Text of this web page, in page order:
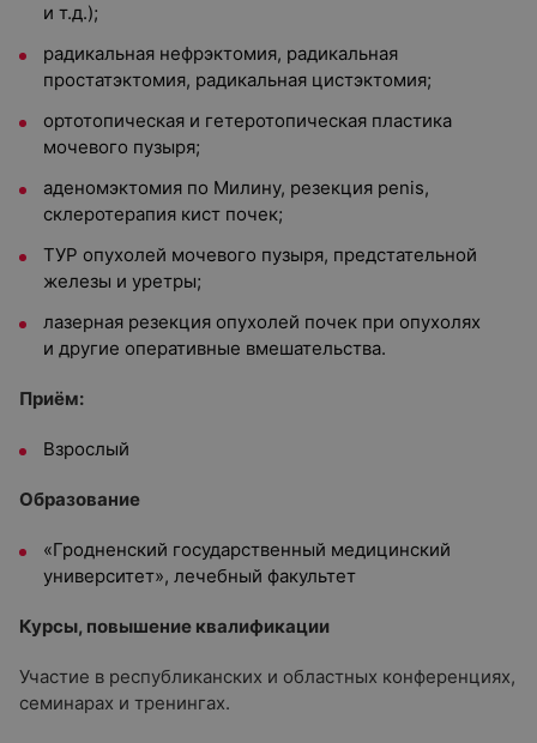
и т.д.);
радикальная нефрэктомия, радикальная
простатэктомия, радикальная цистэктомия;
ортотопическая и гетеротопическая пластика
мочевого пузыря;
аденомэктомия по Милину, резекция реnis,
склеротерапия кист почек;
ТУР опухолей мочевого пузыря, предстательной
железы и уретры;
лазерная резекция опухолей почек при опухолях
и другие оперативные вмешательства.
Приём:
Взрослый
Образование
«Гродненский государственный медицинский
университет», лечебный факультет
Курсы, повышение квалификации
Участие в республиканских и областных конференциях,
семинарах и тренингах.